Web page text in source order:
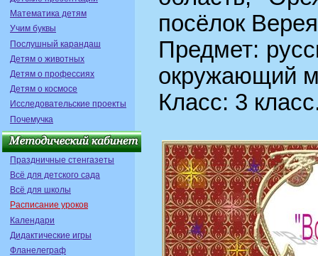
Математика детям
Учим буквы
Послушный карандаш
Детям о животных
Детям о профессиях
Детям о космосе
Исследовательские проекты
Почемучка
Праздничные стенгазеты
Всё для детского сада
Всё для школы
Расписание уроков
Календари
Дидактические игры
Фланелеграф
посёлок
Предмет:
окружающий
Класс: 3